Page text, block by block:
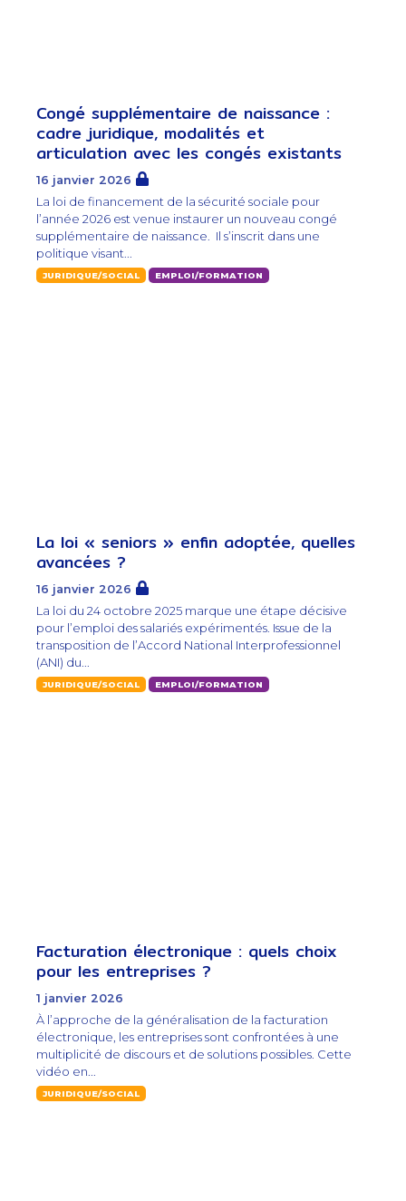
Congé supplémentaire de naissance :
cadre juridique, modalités et
articulation avec les congés existants
16 janvier 2026
La loi de financement de la sécurité sociale pour
l’année 2026 est venue instaurer un nouveau congé
supplémentaire de naissance. Il s’inscrit dans une
politique visant...
JURIDIQUE/SOCIAL EMPLOI/FORMATION
La loi « seniors » enfin adoptée, quelles
avancées ?
16 janvier 2026
La loi du 24 octobre 2025 marque une étape décisive
pour l’emploi des salariés expérimentés. Issue de la
transposition de l’Accord National Interprofessionnel
(ANI) du...
JURIDIQUE/SOCIAL EMPLOI/FORMATION
Facturation électronique : quels choix
pour les entreprises ?
1 janvier 2026
À l’approche de la généralisation de la facturation
électronique, les entreprises sont confrontées à une
multiplicité de discours et de solutions possibles. Cette
vidéo en...
JURIDIQUE/SOCIAL